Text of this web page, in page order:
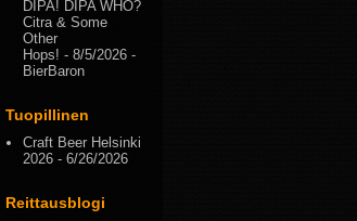
DIPA! DIPA WHO?
Citra & Some
Other
Hops! - 8/5/2026 -
BierBaron
Tuopillinen
Craft Beer Helsinki
2026 - 6/26/2026
Reittausblogi